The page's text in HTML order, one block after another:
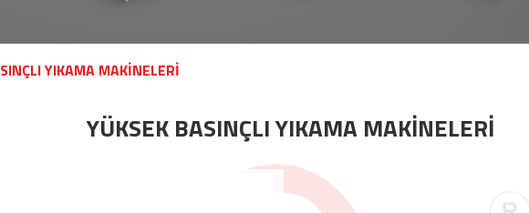
YIKAMA MAKİNELERİ
YÜKSEK BASINÇLI YIKAMA MAKİNELERİ